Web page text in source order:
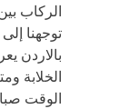
الركاب
توجهنا
بالاردن
الخلابة
الوقت